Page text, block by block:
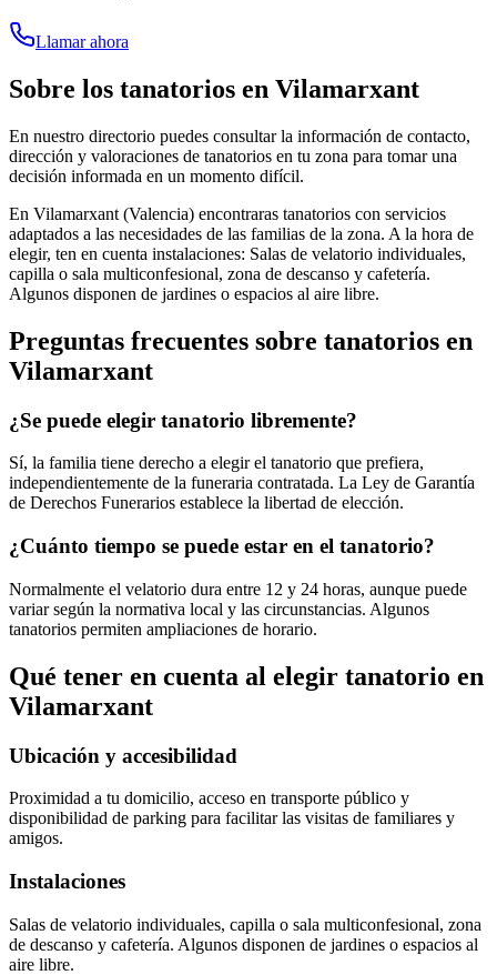
Llamar ahora
Sobre los tanatorios en Vilamarxant
En nuestro directorio puedes consultar la información de contacto,
dirección y valoraciones de tanatorios en tu zona para tomar una
decisión informada en un momento difícil.
En Vilamarxant (Valencia) encontraras tanatorios con servicios
adaptados a las necesidades de las familias de la zona. A la hora de
elegir, ten en cuenta instalaciones: Salas de velatorio individuales,
capilla o sala multiconfesional, zona de descanso y cafetería.
Algunos disponen de jardines o espacios al aire libre.
Preguntas frecuentes sobre tanatorios en
Vilamarxant
¿Se puede elegir tanatorio libremente?
Sí, la familia tiene derecho a elegir el tanatorio que prefiera,
independientemente de la funeraria contratada. La Ley de Garantía
de Derechos Funerarios establece la libertad de elección.
¿Cuánto tiempo se puede estar en el tanatorio?
Normalmente el velatorio dura entre 12 y 24 horas, aunque puede
variar según la normativa local y las circunstancias. Algunos
tanatorios permiten ampliaciones de horario.
Qué tener en cuenta al elegir tanatorio en
Vilamarxant
Ubicación y accesibilidad
Proximidad a tu domicilio, acceso en transporte público y
disponibilidad de parking para facilitar las visitas de familiares y
amigos.
Instalaciones
Salas de velatorio individuales, capilla o sala multiconfesional, zona
de descanso y cafetería. Algunos disponen de jardines o espacios al
aire libre.